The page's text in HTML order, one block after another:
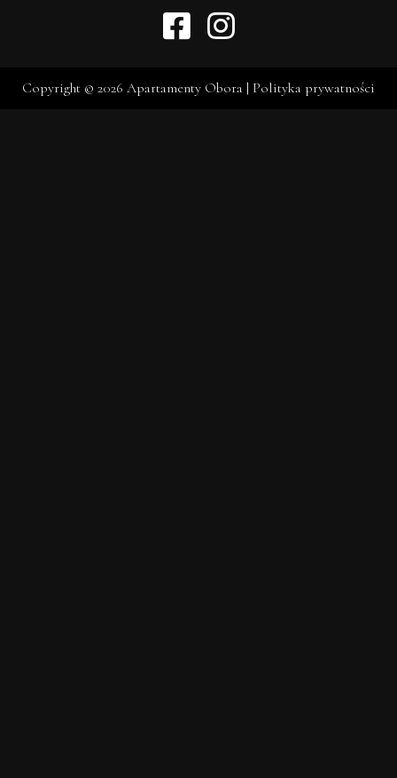
Copyright © 2026 Apartamenty Obora | Polityka prywatności